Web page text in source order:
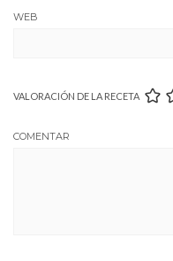
WEB
VALORACIÓN DE LA RECETA
COMENTAR